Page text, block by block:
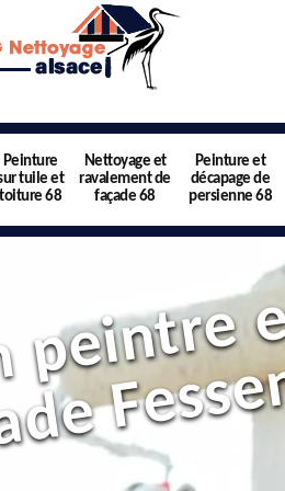
Peinture
tuile et
toiture 68
Nettoyage et
ravalement de
façade 68
Peinture et
décapage de
persienne 68